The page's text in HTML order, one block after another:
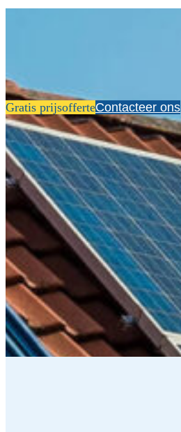
Gratis prijsofferteContacteer ons